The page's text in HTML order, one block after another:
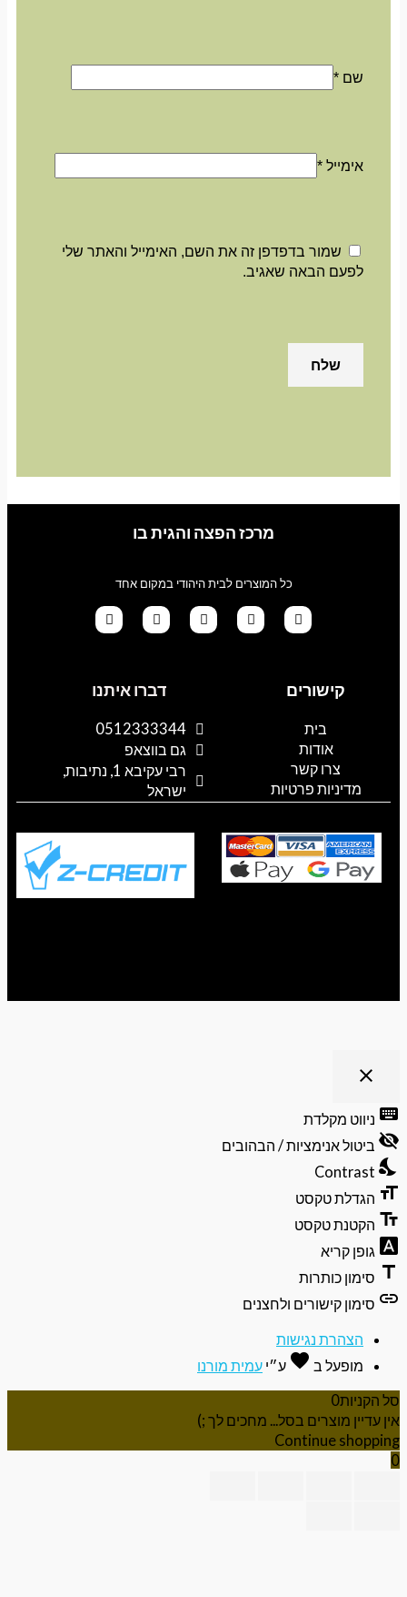
שם*
אימייל*
שמור בדפדפן זה את השם, האימייל והאתר שלי
לפעם הבאה שאגיב.
מרכז הפצה והגית בו
כל המוצרים לבית היהודי במקום אחד
a
s
a
p
p
o
k
o
l
e
קישורים
בית
אודות
צרו קשר
מדיניות פרטיות
דברו איתנו
0512333344
גם בווצאפ
רבי עקיבא 1, נתיבות,
ישראל
close
וסגירה
של
תפריט
הנגישות
ניווט מקלדת
ביטול אנימציות / הבהובים
Contrast
הגדלת טקסט
הקטנת טקסט
גופן קריא
סימון כותרות
סימון קישורים ולחצנים
הצהרת נגישות
מופעל בfavoriteאהבה
ע״יעמית מורנו
הקניות0
עדיין מוצרים בסל... מחכים לך ;)
Continue